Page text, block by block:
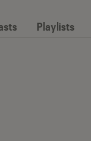
Playlists